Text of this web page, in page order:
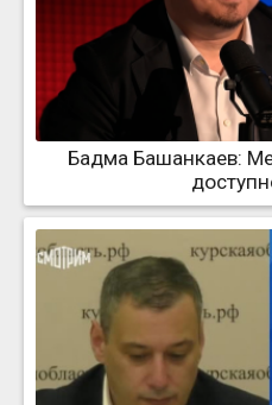
Бадма Башанкаев: